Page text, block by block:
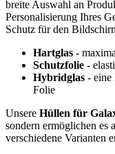
breite Auswahl an
Personalisierung Ihres
Schutz für den
Hartglas -
Schutzfolie -
Hybridglas - eine
Folie
Unsere Hüllen für
sondern ermöglichen es
verschiedene Varianten